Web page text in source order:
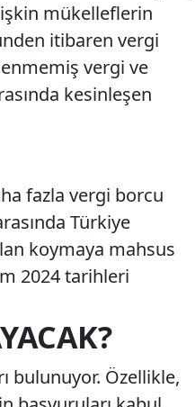
mükelleflerin
itibaren vergi
vergi ve
kesinleşen
fazla vergi borcu
Türkiye
koymaya mahsus
2024 tarihleri
bulunuyor. Özellikle,